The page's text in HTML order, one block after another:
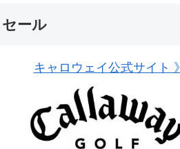
セール
キャロウェイ公式サイト 》